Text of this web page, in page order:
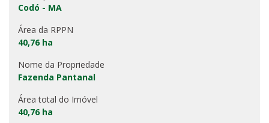
Codó - MA
Área da RPPN
40,76 ha
Nome da Propriedade
Fazenda Pantanal
Área total do Imóvel
40,76 ha